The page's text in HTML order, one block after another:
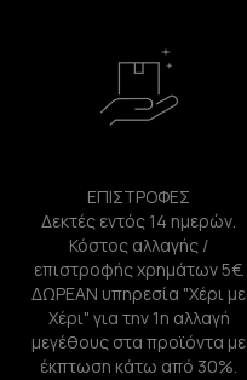
ΕΠΙΣΤΡΟΦΕΣ
Δεκτές εντός 14 ημερών.
Κόστος αλλαγής /
επιστροφής χρημάτων 5€.
ΔΩΡΕΑΝ υπηρεσία "Χέρι με
Χέρι" για την 1η αλλαγή
μεγέθους στα προϊόντα με
έκπτωση κάτω από 30%.